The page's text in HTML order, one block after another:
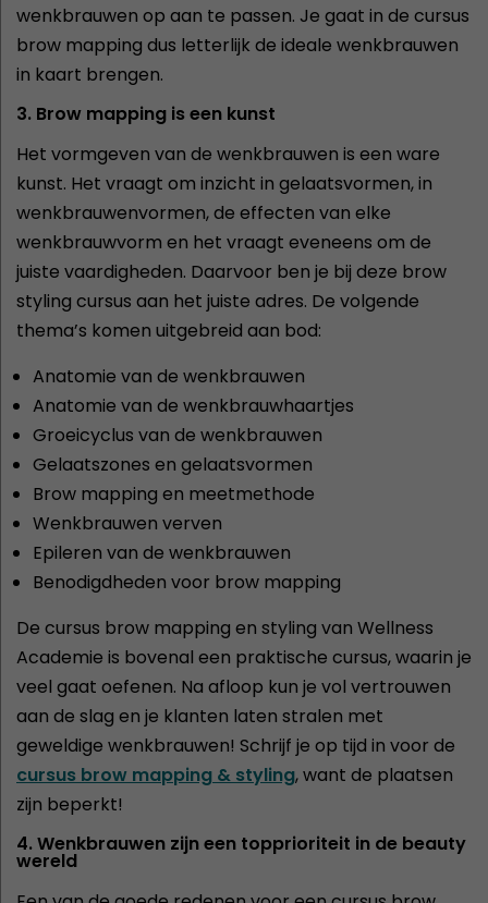
wenkbrauwen op aan te passen. Je gaat in de cursus
brow mapping dus letterlijk de ideale wenkbrauwen
in kaart brengen.
3. Brow mapping is een kunst
Het vormgeven van de wenkbrauwen is een ware
kunst. Het vraagt om inzicht in gelaatsvormen, in
wenkbrauwenvormen, de effecten van elke
wenkbrauwvorm en het vraagt eveneens om de
juiste vaardigheden. Daarvoor ben je bij deze brow
styling cursus aan het juiste adres. De volgende
thema’s komen uitgebreid aan bod:
Anatomie van de wenkbrauwen
Anatomie van de wenkbrauwhaartjes
Groeicyclus van de wenkbrauwen
Gelaatszones en gelaatsvormen
Brow mapping en meetmethode
Wenkbrauwen verven
Epileren van de wenkbrauwen
Benodigdheden voor brow mapping
De cursus brow mapping en styling van Wellness
Academie is bovenal een praktische cursus, waarin je
veel gaat oefenen. Na afloop kun je vol vertrouwen
aan de slag en je klanten laten stralen met
geweldige wenkbrauwen! Schrijf je op tijd in voor de
cursus brow mapping & styling, want de plaatsen
zijn beperkt!
4. Wenkbrauwen zijn een topprioriteit in de beauty
wereld